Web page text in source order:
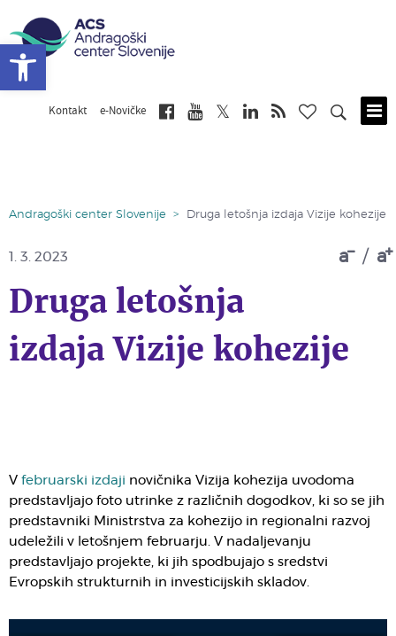
Kontakt e-Novičke
Andragoški center Slovenije > Druga letošnja izdaja Vizije kohezije
a / a
1. 3. 2023
Druga letošnja
izdaja Vizije kohezije
V februarski izdaji novičnika Vizija kohezija uvodoma
predstavljajo foto utrinke z različnih dogodkov, ki so se jih
predstavniki Ministrstva za kohezijo in regionalni razvoj
udeležili v letošnjem februarju. V nadaljevanju
predstavljajo projekte, ki jih spodbujajo s sredstvi
Evropskih strukturnih in investicijskih skladov.
Open toolbar